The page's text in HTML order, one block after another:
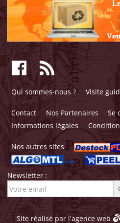
Qui sommes-nous ? Visite
Contact Nos Partenaires Se
Informations légales
Nos autres sites
Newsletter :
Site réalisé par l'agence web